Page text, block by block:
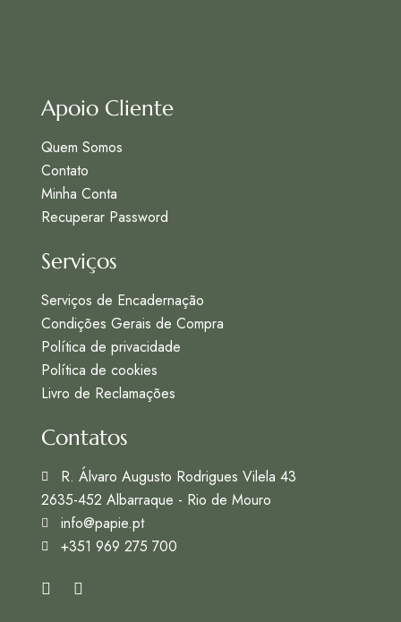
Apoio Cliente
Quem Somos
Contato
Minha Conta
Recuperar Password
Serviços
Serviços de Encadernação
Condições Gerais de Compra
Política de privacidade
Política de cookies
Livro de Reclamações
Contatos
R. Álvaro Augusto Rodrigues Vilela 43
2635-452 Albarraque - Rio de Mouro
info@papie.pt
+351 969 275 700